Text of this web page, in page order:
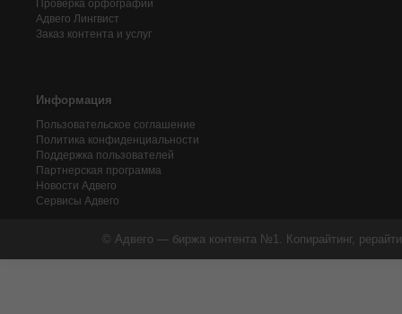
Проверка орфографии
Адвего Лингвист
Заказ контента и услуг
Информация
Пользовательское соглашение
Политика конфиденциальности
Поддержка пользователей
Партнерская программа
Новости Адвего
Сервисы Адвего
© Адвего — биржа контента №1. Копирайтинг,